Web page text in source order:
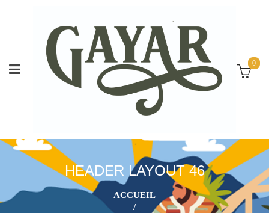
0
HEADER LAYOUT 46
ACCUEIL
/